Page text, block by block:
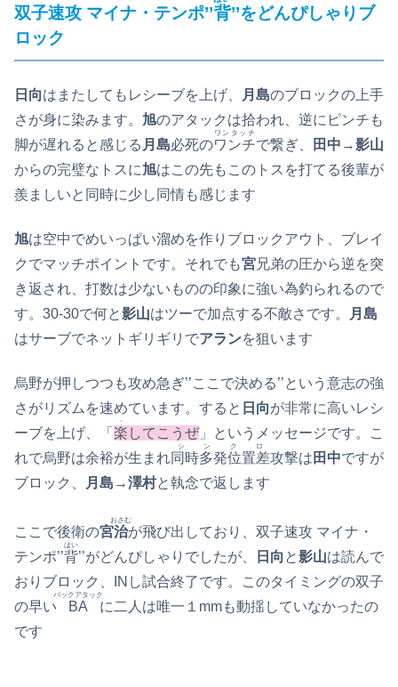
双子速攻 マイナ・テンポ’’背’’をどんぴしゃりブ
ロック
日向はまたしてもレシーブを上げ、 月島のブロックの上手
さが身に染みます。 旭のアタックは拾われ、逆にピンチも
脚が遅れると感じる 月島必死のワンチ
ワンタッチ
で繋ぎ、 田中 →影山
からの完璧なトスに旭はこの先もこのトスを打てる後輩が
羨ましいと同時に少し同情も感じます
旭は空中でめいっぱい溜めを作りブロックアウト、ブレイ
クでマッチポイントです。それでも宮兄弟の圧から逆を突
き返され、打数は少ないものの印象に強い為釣られるので
す。30‐30で何と影山はツーで加点する不敵さです。
月島
はサーブでネットギリギリでアランを狙います
烏野が押しつつも攻め急ぎ’’ここで決める’’という意志の強
さがリズムを速めています。すると 日向が非常に高いレシ
ーブを上げ、「 楽
・
してこうぜ」というメッセージです。こ
れで烏野は余裕が生まれ 同時多発位置差
シンクロ
攻撃は 田中ですが
ブロック、
月島 →澤村と執念で返します
ここで後衛の宮治
おさむ
が飛び出しており、双子速攻 マイナ・
テンポ’’背
はい
’’がどんぴしゃりでしたが、 日向 と影山は読んで
おりブロック、INし試合終了です。このタイミングの双子
の早い
BA
バックアタック
に二人は唯一１mmも動揺していなかったの
です